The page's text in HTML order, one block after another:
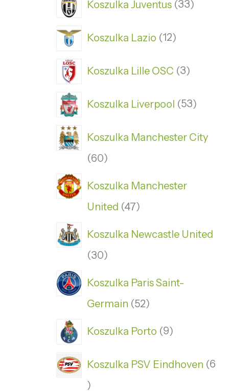
Koszulka Juventus 33
Koszulka Lazio 12
Koszulka Lille OSC 3
Koszulka Liverpool 53
Koszulka Manchester City
60
Koszulka Manchester
United
47
Koszulka Newcastle United
30
Koszulka Paris Saint-
Germain 52
Koszulka Porto 9
Koszulka PSV Eindhoven 6